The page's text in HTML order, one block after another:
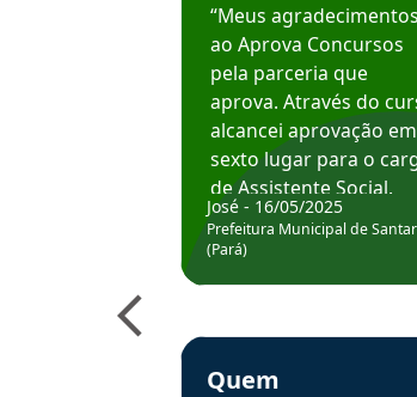
“Meus agradecimentos
ao Aprova Concursos
pela parceria que
aprova. Através do
alcancei aprovação em
sexto lugar para o
de Assistente Social.
Hoje estou atuando na
Prefeitura de Santarém.
José - 16/05/2025
Prefeitura Municipal de
(Pará)
Estudante Elais recomenda
Quem